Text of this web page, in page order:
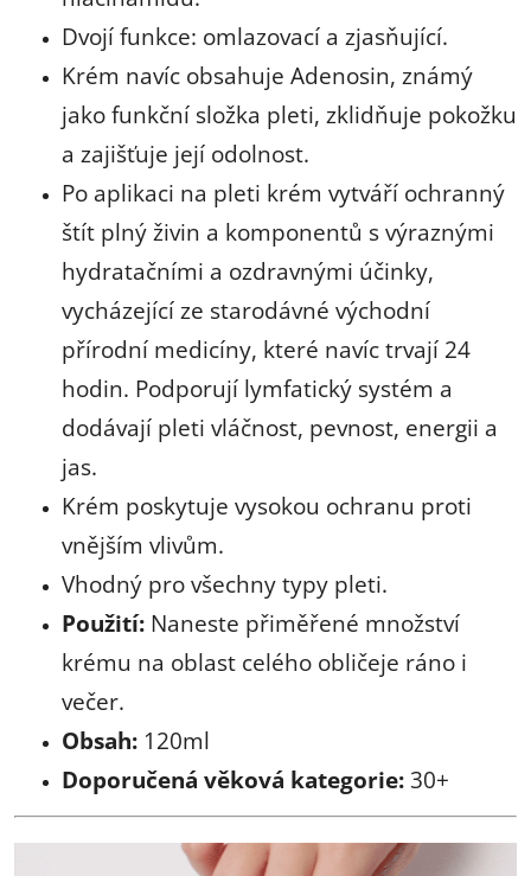
Dvojí funkce: omlazovací a zjasňující.
Krém navíc obsahuje Adenosin, známý
jako funkční složka pleti, zklidňuje pokožku
a zajišťuje její odolnost.
Po aplikaci na pleti krém vytváří ochranný
štít plný živin a komponentů s výraznými
hydratačními a ozdravnými účinky,
vycházející ze starodávné východní
přírodní medicíny, které navíc trvají 24
hodin. Podporují lymfatický systém a
dodávají pleti vláčnost, pevnost, energii a
jas.
Krém poskytuje vysokou ochranu proti
vnějším vlivům.
Vhodný pro všechny typy pleti.
Použití: Naneste přiměřené množství
krému na oblast celého obličeje ráno i
večer.
Obsah: 120ml
Doporučená věková kategorie: 30+